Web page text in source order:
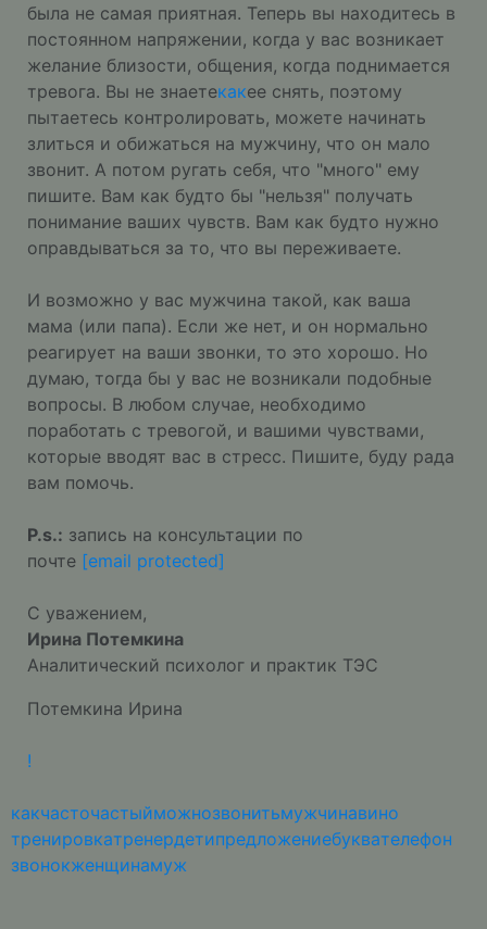
была не самая приятная. Теперь вы находитесь в
постоянном напряжении, когда у вас возникает
желание близости, общения, когда поднимается
тревога. Вы не знаетекакее снять, поэтому
пытаетесь контролировать, можете начинать
злиться и обижаться на мужчину, что он мало
звонит. А потом ругать себя, что "много" ему
пишите. Вам как будто бы "нельзя" получать
понимание ваших чувств. Вам как будто нужно
оправдываться за то, что вы переживаете.
И возможно у вас мужчина такой, как ваша
мама (или папа). Если же нет, и он нормально
реагирует на ваши звонки, то это хорошо. Но
думаю, тогда бы у вас не возникали подобные
вопросы. В любом случае, необходимо
поработать с тревогой, и вашими чувствами,
которые вводят вас в стресс. Пишите, буду рада
вам помочь.
P.s.: запись на консультации по
почте [email protected]
С уважением,
Ирина Потемкина
Аналитический психолог и практик ТЭС
Потемкина Ирина
!
какчасточастыйможнозвонитьмужчинавино
тренировкатренердетипредложениебуквателефон
звонокженщинамуж